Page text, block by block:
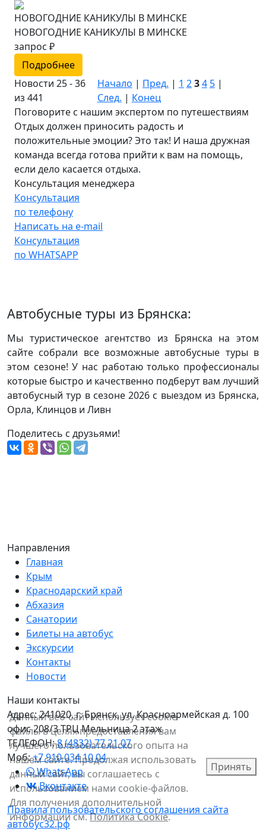
НОВОГОДНИЕ КАНИКУЛЫ В МИНСКЕ
НОВОГОДНИЕ КАНИКУЛЫ В МИНСКЕ
запрос ₽
Подробнее
Новости 25 - 36
из 441
Начало | Пред. | 1 234 5|
След. | Конец
Поговорите с нашим экспертом по путешествиям
Отдых должен приносить радость и
положительные эмоции? Это так! И наша дружная
команда всегда готова прийти к вам на помощь,
если дело касается отдыха.
Консультация менеджера
Консультация
по телефону
Написать на e-mail
Консультация
по WHATSAPP
Автобусные туры из Брянска:
Мы туристическое агентство из Брянска на этом
сайте собрали все возможные автобусные туры в
этом сезоне! У нас работаю только профессионалы
которые быстро и качественно подберут вам лучший
автобусный тур в сезоне 2026 с выездом из Брянска,
Орла, Клинцов и Ливн
Поделитесь с друзьями!
Направления
Главная
Крым
Краснодарский край
Абхазия
Санатории
Билеты на автобус
Экскурсии
Контакты
Новости
Наши контакты
Адрес:241020, г. Брянск, ул. Красноармейская д. 100
офис 208/3 ТРЦ Мельница 2 этаж
ТЕЛЕФОН:8 (4832) 77 21 07
Моб:+7 910 034 10 04
WhatsApp
Вконтакте
Правила пользовательского соглашения сайта
автобус32.рф
Данный веб-сайт использует cookie-
файлы в целях предоставления вам
лучшего пользовательского опыта на
нашем сайте. Продолжая использовать
данный сайт, вы соглашаетесь с
использованием нами cookie-файлов.
Для получения дополнительной
информации см.Политика Cookie.
Принять